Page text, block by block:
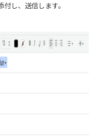
し、送信します。